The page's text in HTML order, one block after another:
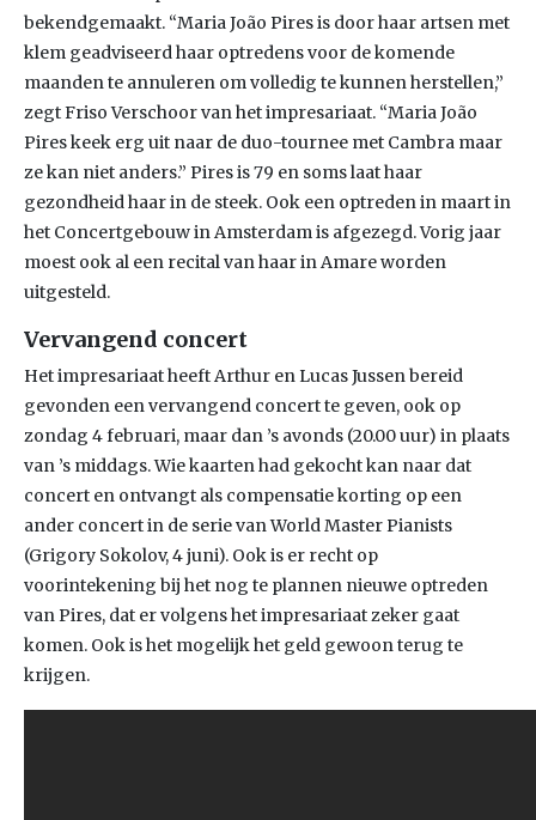
bekendgemaakt. “Maria João Pires is door haar artsen met
klem geadviseerd haar optredens voor de komende
maanden te annuleren om volledig te kunnen herstellen,”
zegt Friso Verschoor van het impresariaat. “Maria João
Pires keek erg uit naar de duo-tournee met Cambra maar
ze kan niet anders.” Pires is 79 en soms laat haar
gezondheid haar in de steek. Ook een optreden in maart in
het Concertgebouw in Amsterdam is afgezegd. Vorig jaar
moest ook al een recital van haar in Amare worden
uitgesteld.
Vervangend concert
Het impresariaat heeft Arthur en Lucas Jussen bereid
gevonden een vervangend concert te geven, ook op
zondag 4 februari, maar dan ’s avonds (20.00 uur) in plaats
van ’s middags. Wie kaarten had gekocht kan naar dat
concert en ontvangt als compensatie korting op een
ander concert in de serie van World Master Pianists
(Grigory Sokolov, 4 juni). Ook is er recht op
voorintekening bij het nog te plannen nieuwe optreden
van Pires, dat er volgens het impresariaat zeker gaat
komen. Ook is het mogelijk het geld gewoon terug te
krijgen.